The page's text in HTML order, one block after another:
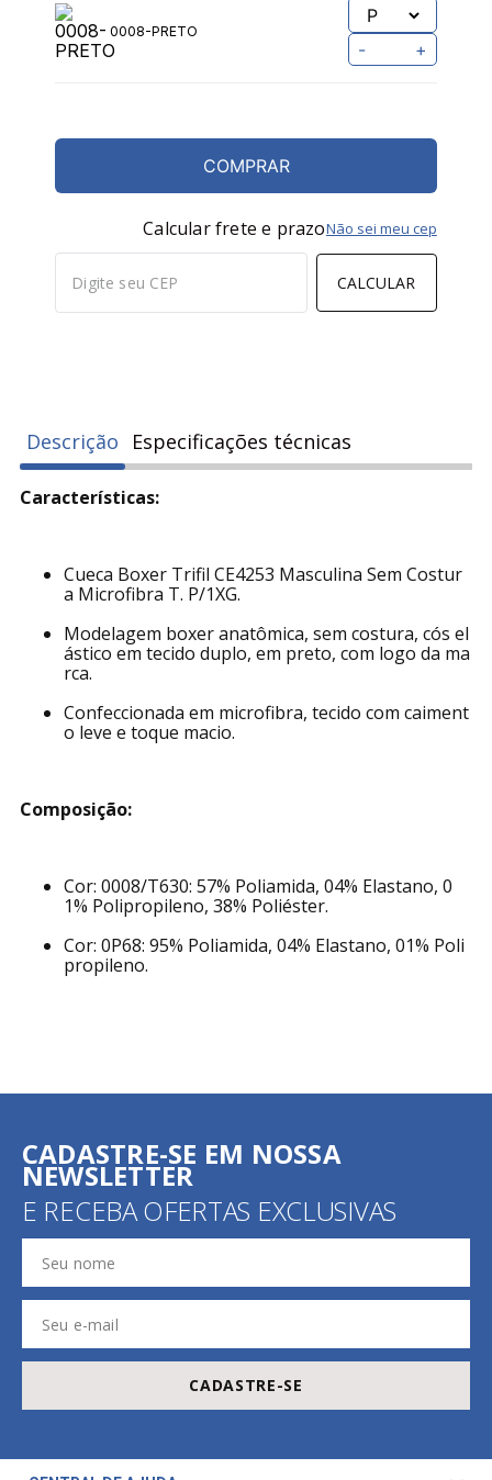
0008-PRETO
- +
COMPRAR
Calcular frete e prazo
CALCULAR
Não sei meu cep
Descrição Especificações técnicas
Características:
Cueca Boxer Trifil CE4253 Masculina Sem Costur
a Microfibra T. P/1XG.
Modelagem boxer anatômica, sem costura, cós el
ástico em tecido duplo, em preto, com logo da ma
rca.
Confeccionada em microfibra, tecido com caiment
o leve e toque macio.
Composição:
Cor: 0008/T630: 57% Poliamida, 04% Elastano, 0
1% Polipropileno, 38% Poliéster.
Cor: 0P68: 95% Poliamida, 04% Elastano, 01% Poli
propileno.
CADASTRE-SE EM NOSSA
NEWSLETTER
E RECEBA OFERTAS EXCLUSIVAS
CADASTRE-SE